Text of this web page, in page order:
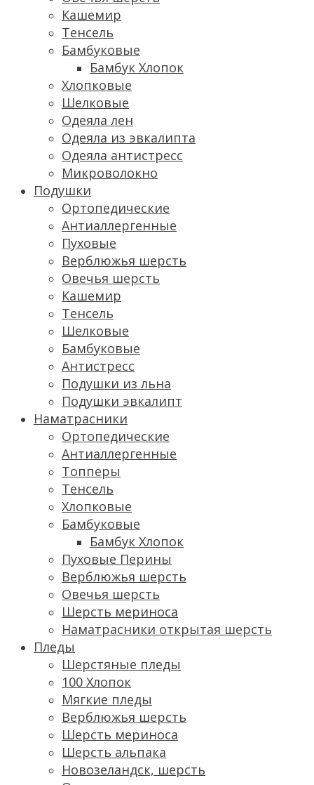
Кашемир
Тенсель
Бамбуковые
Бамбук Хлопок
Хлопковые
Шелковые
Одеяла лен
Одеяла из эвкалипта
Одеяла антистресс
Микроволокно
Подушки
Ортопедические
Антиаллергенные
Пуховые
Верблюжья шерсть
Овечья шерсть
Кашемир
Тенсель
Шелковые
Бамбуковые
Антистресс
Подушки из льна
Подушки эвкалипт
Наматрасники
Ортопедические
Антиаллергенные
Топперы
Тенсель
Хлопковые
Бамбуковые
Бамбук Хлопок
Пуховые Перины
Верблюжья шерсть
Овечья шерсть
Шерсть мериноса
Наматрасники открытая шерсть
Пледы
Шерстяные пледы
100 Хлопок
Мягкие пледы
Верблюжья шерсть
Шерсть мериноса
Шерсть альпака
Новозеландск, шерсть